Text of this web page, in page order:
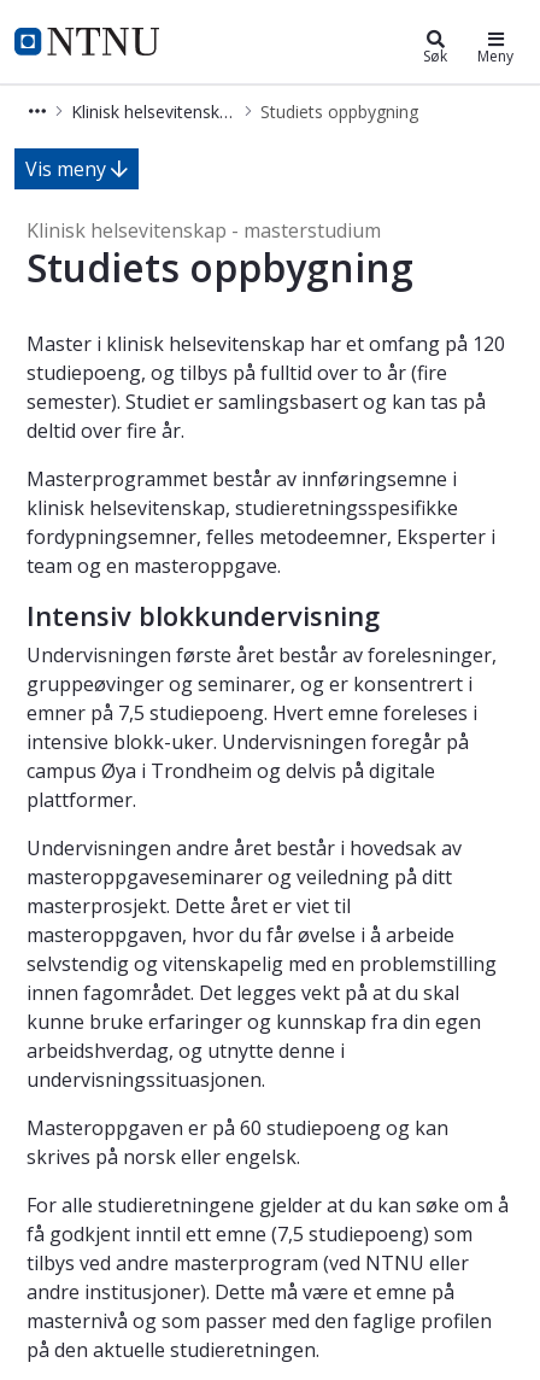
NTNU Hjemmeside
Klinisk helsevitenskap (MKLIHEL)
Søk Meny
Klinisk helsevitenskap (MKLIHEL) Studiets oppbygning
Studiets oppbygning - Klinisk
Vis meny
Klinisk helsevitenskap - masterstudium
Studiets oppbygning
Master i klinisk helsevitenskap har et omfang på 120
studiepoeng, og tilbys på fulltid over to år (fire
semester). Studiet er samlingsbasert og kan tas på
deltid over fire år.
Masterprogrammet består av innføringsemne i
klinisk helsevitenskap, studieretningsspesifikke
fordypningsemner, felles metodeemner, Eksperter i
team og en masteroppgave.
Intensiv blokkundervisning
Undervisningen første året består av forelesninger,
gruppeøvinger og seminarer, og er konsentrert i
emner på 7,5 studiepoeng. Hvert emne foreleses i
intensive blokk-uker. Undervisningen foregår på
campus Øya i Trondheim og delvis på digitale
plattformer.
Undervisningen andre året består i hovedsak av
masteroppgaveseminarer og veiledning på ditt
masterprosjekt. Dette året er viet til
masteroppgaven, hvor du får øvelse i å arbeide
selvstendig og vitenskapelig med en problemstilling
innen fagområdet. Det legges vekt på at du skal
kunne bruke erfaringer og kunnskap fra din egen
arbeidshverdag, og utnytte denne i
undervisningssituasjonen.
Masteroppgaven er på 60 studiepoeng og kan
skrives på norsk eller engelsk.
For alle studieretningene gjelder at du kan søke om å
få godkjent inntil ett emne (7,5 studiepoeng) som
tilbys ved andre masterprogram (ved NTNU eller
andre institusjoner). Dette må være et emne på
masternivå og som passer med den faglige profilen
på den aktuelle studieretningen.